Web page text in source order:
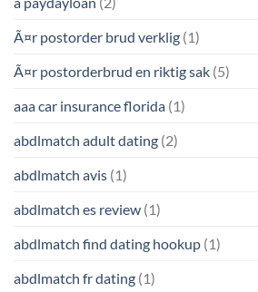
Ã¤r postorder brud verklig (1)
Ã¤r postorderbrud en riktig sak (5)
aaa car insurance florida (1)
abdlmatch adult dating (2)
abdlmatch avis (1)
abdlmatch es review (1)
abdlmatch find dating hookup (1)
abdlmatch fr dating (1)